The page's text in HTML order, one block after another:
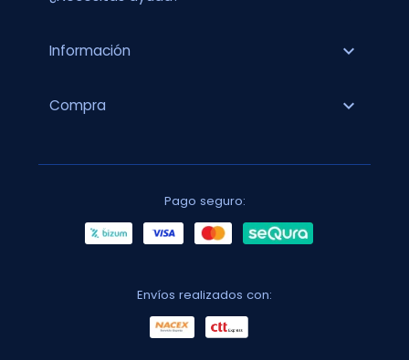
Información expand_more
Compra expand_more
Pago seguro:
Envíos realizados con: